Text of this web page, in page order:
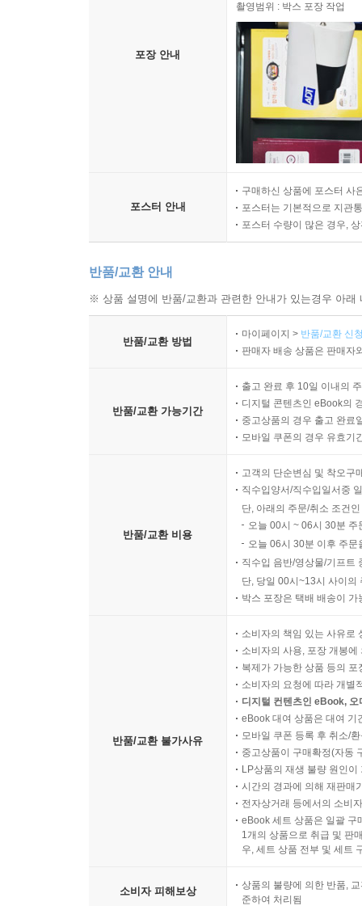
포장 안내
촬영범위 : 박스 포장 작업
포스터 안내
구매하신 상품에 포스터 사
포스터는 기본적으로 지관
포스터 수량이 많은 경우,
반품/교환 안내
※ 상품 설명에 반품/교환과 관련한 안내가 있는경우 아
반품/교환 방법
마이페이지 > 반품/교환 신
판매자 배송 상품은 판매자
반품/교환 가능기간
출고 완료 후 10일 이내의
디지털 콘텐츠인 eBook의
중고상품의 경우 출고 완료
모바일 쿠폰의 경우 유효기
반품/교환 비용
고객의 단순변심 및 착오구
직수입양서/직수입일서중
단, 아래의 주문/취소 조건
오늘 00시 ~ 06시 30분
오늘 06시 30분 이후 주
직수입 음반/영상물/기프트
단, 당일 00시~13시 사이의
박스 포장은 택배 배송이
반품/교환 불가사유
소비자의 책임 있는 사유로
소비자의 사용, 포장 개봉
복제가 가능한 상품 등의
소비자의 요청에 따라 개별
디지털 컨텐츠인 eBook,
eBook 대여 상품은 대여 기
모바일 쿠폰 등록 후 취소/
중고상품이 구매확정(자동
LP상품의 재생 불량 원인
시간의 경과에 의해 재판매
전자상거래 등에서의 소비
eBook 세트 상품은 일괄 구
1개의 상품으로 취급 및 판
우, 세트 상품 전부 및 세트
소비자 피해보상
상품의 불량에 의한 반품,
준하여 처리됨